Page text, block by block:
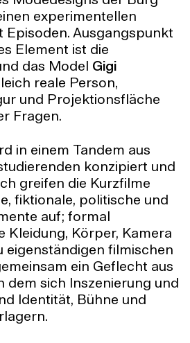
experimentellen
Episoden. Ausgangspunkt
Element ist die
das Model Gigi
reale Person,
und Projektionsfläche
Fragen.
in einem Tandem aus
konzipiert und
greifen die Kurzfilme
fiktionale, politische und
auf; formal
Kleidung, Körper, Kamera
eigenständigen filmischen
ein Geflecht aus
dem sich Inszenierung und
Identität, Bühne und